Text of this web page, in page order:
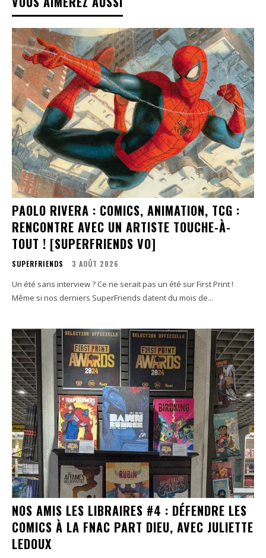
PAOLO RIVERA : COMICS, ANIMATION, TCG :
RENCONTRE AVEC UN ARTISTE TOUCHE-À-
TOUT ! [SUPERFRIENDS VO]
SUPERFRIENDS 3 AOÛT 2026
Un été sans interview ? Ce ne serait pas un été sur First Print !
Même si nos derniers SuperFriends datent du mois de...
NOS AMIS LES LIBRAIRES #4 : DÉFENDRE LES
COMICS À LA FNAC PART DIEU, AVEC JULIETTE
LEDOUX